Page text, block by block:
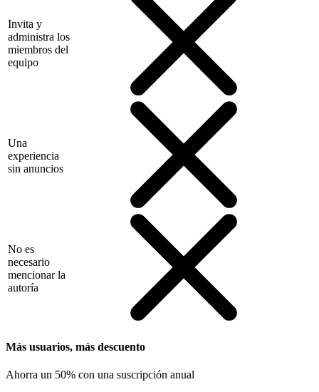
Invita y
administra los
miembros del
equipo
Una
experiencia
sin anuncios
No es
necesario
mencionar la
autoría
Más usuarios, más descuento
Ahorra un 50% con una suscripción anual